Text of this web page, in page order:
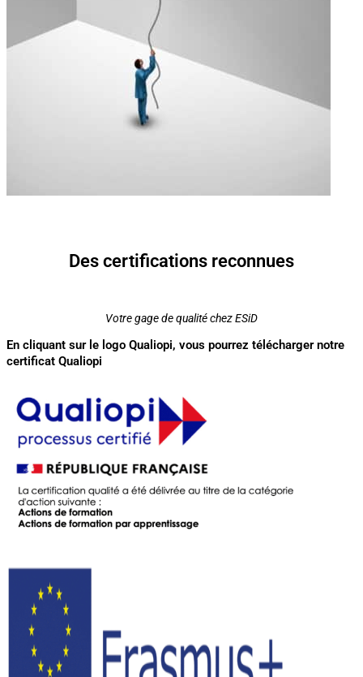
Des certifications reconnues
Votre gage de qualité chez ESiD
En cliquant sur le logo Qualiopi, vous pourrez télécharger notre
certificat Qualiopi